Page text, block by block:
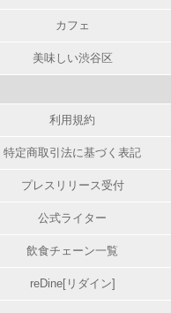
カフェ
美味しい渋谷区
利用規約
特定商取引法に基づく表記
プレスリリース受付
公式ライター
飲食チェーン一覧
reDine[リダイン]